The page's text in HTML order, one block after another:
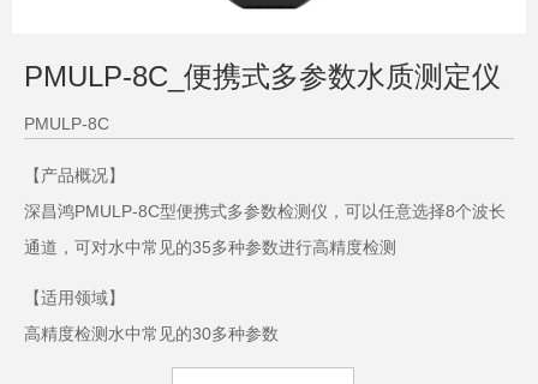
PMULP-8C_便携式多参数水质测定仪
PMULP-8C
【产品概况】
深昌鸿PMULP-8C型便携式多参数检测仪，可以任意选择8个波长
通道，可对水中常见的35多种参数进行高精度检测
【适用领域】
高精度检测水中常见的30多种参数